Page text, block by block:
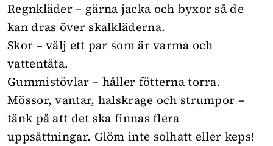
Regnkläder – gärna jacka och byxor så de
kan dras över skalkläderna.
Skor – välj ett par som är varma och
vattentäta.
Gummistövlar – håller fötterna torra.
Mössor, vantar, halskrage och strumpor –
tänk på att det ska finnas flera
uppsättningar. Glöm inte solhatt eller keps!